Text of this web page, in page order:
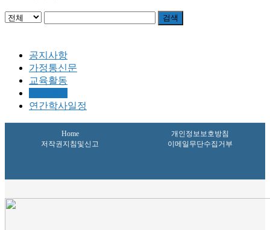
검색
공지사항
가정통신문
교육활동
연간학사일정
Home
개인정보보호방침
저작권지침및신고
이메일무단수집거부